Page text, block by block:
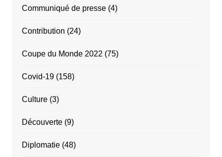
Communiqué de presse(4)
Contribution (24)
Coupe du Monde 2022 (75)
Covid-19(158)
Culture(3)
Découverte(9)
Diplomatie(48)